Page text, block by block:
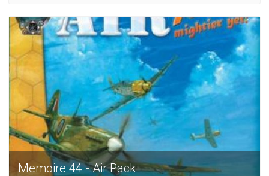
Memoire 44 - Air Pack